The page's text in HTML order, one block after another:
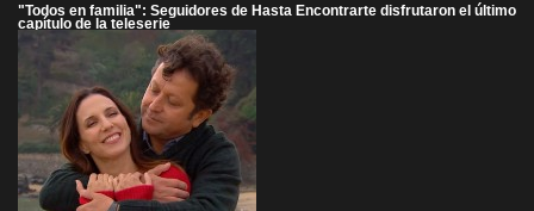
"Todos en familia": Seguidores de Hasta Encontrarte disfrutaron el último
capítulo de la teleserie